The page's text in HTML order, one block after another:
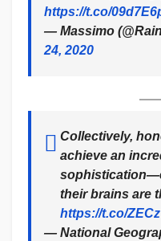
https://t.co/
— Massimo
24, 2020
Collectively,
achieve an
their brains are
https://t.co/
— National